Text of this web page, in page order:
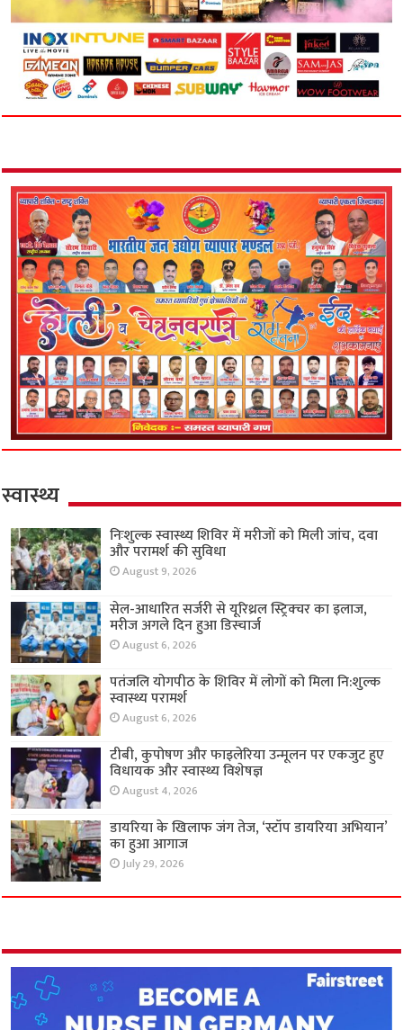
स्वास्थ्य
निःशुल्क स्वास्थ्य शिविर में मरीजों को मिली जांच, दवा
और परामर्श की सुविधा
August 9, 2026
सेल-आधारित सर्जरी से यूरिथ्रल स्ट्रिक्चर का इलाज,
मरीज अगले दिन हुआ डिस्चार्ज
August 6, 2026
पतंजलि योगपीठ के शिविर में लोगों को मिला नि:शुल्क
स्वास्थ्य परामर्श
August 6, 2026
टीबी, कुपोषण और फाइलेरिया उन्मूलन पर एकजुट हुए
विधायक और स्वास्थ्य विशेषज्ञ
August 4, 2026
डायरिया के खिलाफ जंग तेज, ‘स्टॉप डायरिया अभियान’
का हुआ आगाज
July 29, 2026